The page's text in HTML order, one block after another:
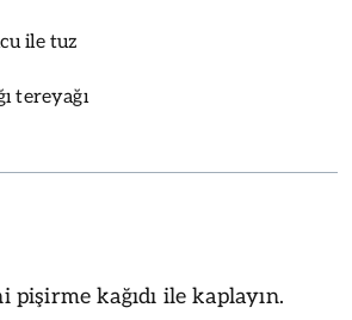
ile tuz
tereyağı
pişirme kağıdı ile kaplayın.